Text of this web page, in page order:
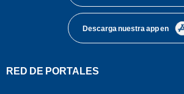
Descarga nuestra app en
RED DE PORTALES